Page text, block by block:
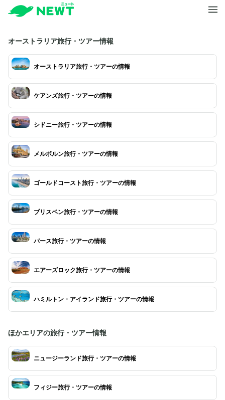
オーストラリア旅行・ツアー情報
オーストラリア旅行・ツアーの情報
ケアンズ旅行・ツアーの情報
シドニー旅行・ツアーの情報
メルボルン旅行・ツアーの情報
ゴールドコースト旅行・ツアーの情報
ブリスベン旅行・ツアーの情報
パース旅行・ツアーの情報
エアーズロック旅行・ツアーの情報
ハミルトン・アイランド旅行・ツアーの情報
ほかエリアの旅行・ツアー情報
ニュージーランド旅行・ツアーの情報
フィジー旅行・ツアーの情報